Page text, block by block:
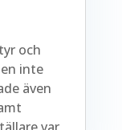
och
inte
även